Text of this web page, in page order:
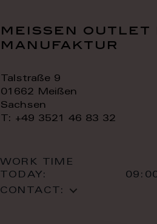
meissen outlet
manufaktur
Talstraße 9
01662 Meißen
Sachsen
T: +49 3521 46 83 32
WORK TIME
TODAY:
CONTACT: